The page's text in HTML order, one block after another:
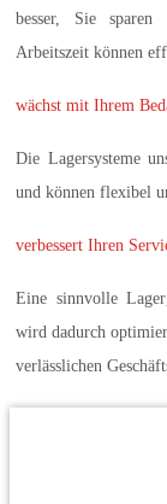
besser, Sie
Arbeitszeit können
wächst mit Ihrem
Die Lagersysteme
und können flexibel
verbessert Ihren
Eine sinnvolle
wird dadurch
verlässlichen